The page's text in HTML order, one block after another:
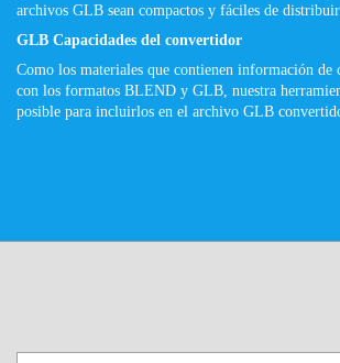
archivos GLB sean compactos y fáciles de
GLB Capacidades del convertidor
Como los materiales que contienen información de
con los formatos BLEND y GLB, nuestra
posible para incluirlos en el archivo GLB